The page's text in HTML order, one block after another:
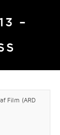
–
Film (ARD